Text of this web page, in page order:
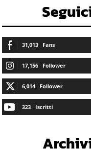
31,013 Fans
17,156 Follower
6,014 Follower
323 Iscritti